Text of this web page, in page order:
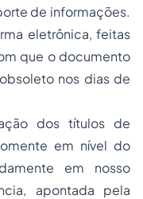
de informações.
eletrônica, feitas
que o documento
nos dias de
dos títulos de
em nível do
em nosso
apontada pela